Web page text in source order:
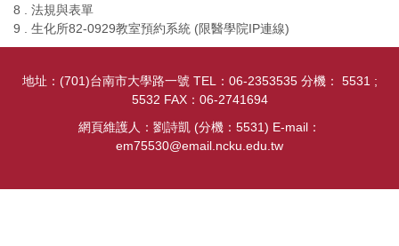
8 . 法規與表單
9 . 生化所82-0929教室預約系統 (限醫學院IP連線)
地址：(701)台南市大學路一號 TEL：06-2353535 分機： 5531 ;
5532 FAX：06-2741694
網頁維護人：劉詩凱 (分機：5531) E-mail：
em75530@email.ncku.edu.tw